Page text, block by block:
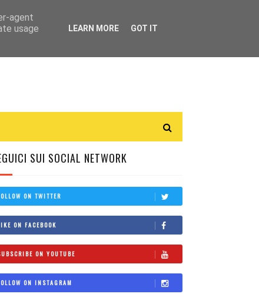
SUI SOCIAL NETWORK
ON TWITTER
ON FACEBOOK
ON YOUTUBE
ON INSTAGRAM
agent
usage
LEARN MORE GOT IT